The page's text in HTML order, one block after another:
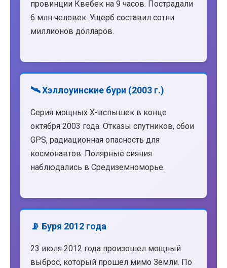
провинции Квебек на 9 часов. Пострадали
6 млн человек. Ущерб составил сотни
миллионов долларов.
🛰️ Хэллоуинские бури (2003 г.)
Серия мощных X-вспышек в конце
октября 2003 года. Отказы спутников, сбои
GPS, радиационная опасность для
космонавтов. Полярные сияния
наблюдались в Средиземноморье.
📡 Буря 2012 года
23 июля 2012 года произошел мощный
выброс, который прошел мимо Земли. По